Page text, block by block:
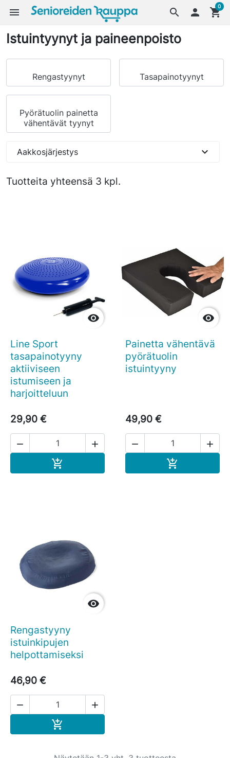
search
menu  shopping_cart
0
Istuintyynyt ja paineenpoisto
Rengastyynyt Tasapainotyynyt
Pyörätuolin painetta
vähentävät tyynyt
Tuotteita yhteensä 3 kpl.
Aakkosjärjestys expand_more

Line Sport
tasapainotyyny
aktiiviseen
istumiseen ja
harjoitteluun
29,90 €
 


Painetta vähentävä
pyörätuolin
istuintyyny
49,90 €
 


Rengastyyny
istuinkipujen
helpottamiseksi
46,90 €
 
